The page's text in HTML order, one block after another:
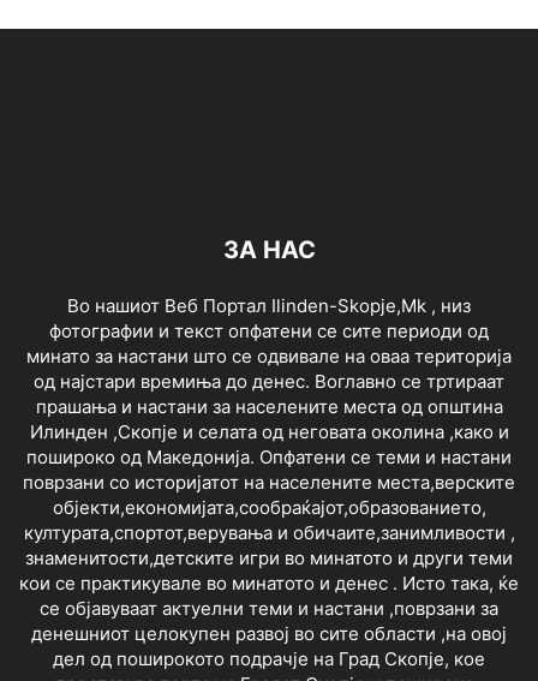
ЗА НАС
Во нашиот Веб Портал Ilinden-Skopje,Mk , низ
фотографии и текст опфатени се сите периоди од
минато за настани што се одвивале на оваа територија
од најстари времиња до денес. Воглавно се тртираат
прашања и настани за населените места од општина
Илинден ,Скопје и селата од неговата околина ,како и
пошироко од Македонија. Опфатени се теми и настани
поврзани со историјатот на населените места,верските
објекти,економијата,сообраќајот,образованието,
културата,спортот,верувања и обичаите,занимливости ,
знаменитости,детските игри во минатото и други теми
кои се практикувале во минатото и денес . Исто така, ќе
се објавуваат актуелни теми и настани ,поврзани за
денешниот целокупен развој во сите области ,на овој
дел од поширокото подрачје на Град Скопје, кое